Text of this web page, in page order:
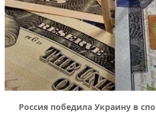
Россия победила Украину в